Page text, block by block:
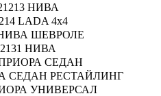
НИВА
LADA 4х4
НИВА ШЕВРОЛЕ
НИВА
ПРИОРА СЕДАН
СЕДАН РЕСТАЙЛИНГ
УНИВЕРСАЛ